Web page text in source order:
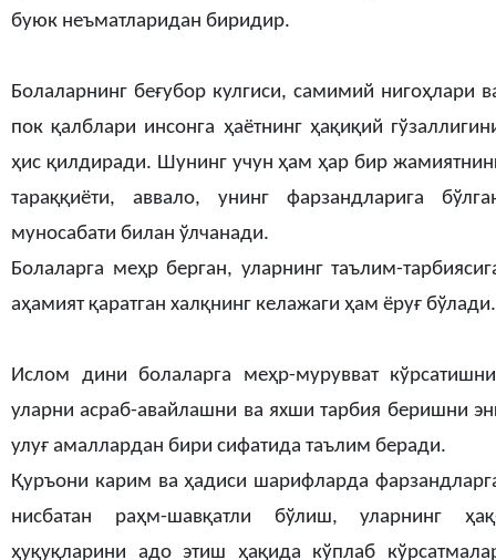
буюк неъматларидан биридир.
Болаларнинг беғубор кулгиси, самимий нигоҳлари
пок қалблари инсонга ҳаётнинг ҳақиқий
ҳис қилдиради. Шунинг учун ҳам ҳар бир
тараққиёти, аввало, унинг фарзандларига
муносабати билан ўлчанади.
Болаларга меҳр берган, уларнинг таълим-
аҳамият қаратган халқнинг келажаги ҳам ёруғ бўлади.
Ислом дини болаларга меҳр-мурувват
уларни асраб-авайлашни ва яхши тарбия беришни
улуғ амаллардан бири сифатида таълим беради.
Қуръони карим ва ҳадиси шарифларда
нисбатан раҳм-шавқатли бўлиш, уларнинг
ҳуқуқларини адо этиш ҳақида кўплаб